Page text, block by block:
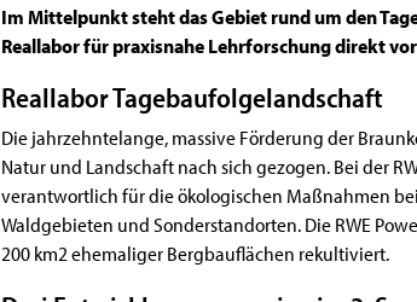
Im Mittelpunkt steht das Gebiet rund um den
Reallabor für praxisnahe Lehrforschung direkt
Reallabor Tagebaufolgelandschaft
Die jahrzehntelange, massive Förderung der
Natur und Landschaft nach sich gezogen. Bei der
verantwortlich für die ökologischen Maßnahmen
Waldgebieten und Sonderstandorten. Die RWE
200 km2 ehemaliger Bergbauflächen rekultiviert.